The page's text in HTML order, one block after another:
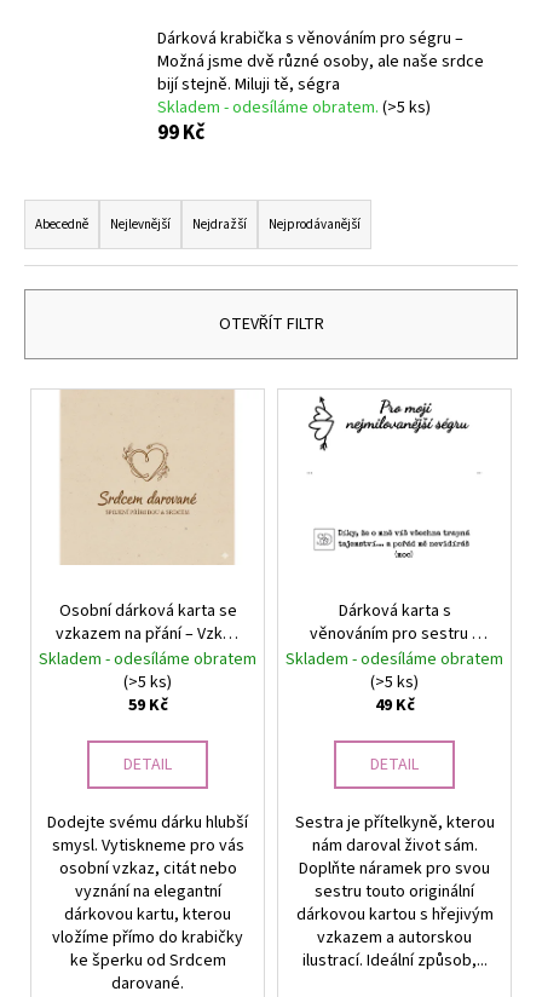
Dárková krabička s věnováním pro ségru –
Možná jsme dvě různé osoby, ale naše srdce
bijí stejně. Miluji tě, ségra
Skladem - odesíláme obratem. (>5 ks)
99 Kč
Ř
a
z
e
í
p
Abecedně Nejlevnější Nejdražší Nejprodávanější
OTEVŘÍT FILTR
V
d
Osobní dárková karta se
vzkazem na přání – Vzkaz
od srdce
Skladem - odesíláme obratem
(>5 ks)
59 Kč
DETAIL
Dodejte svému dárku hlubší
smysl. Vytiskneme pro vás
osobní vzkaz, citát nebo
vyznání na elegantní
dárkovou kartu, kterou
vložíme přímo do krabičky
ke šperku od Srdcem
darované.
Dárková karta s
věnováním pro sestru –
Symbol našeho pouta |
Srdcem darované
Skladem - odesíláme obratem
(>5 ks)
49 Kč
DETAIL
Sestra je přítelkyně, kterou
nám daroval život sám.
Doplňte náramek pro svou
sestru touto originální
dárkovou kartou s hřejivým
vzkazem a autorskou
ilustrací. Ideální způsob,...
DĚTSKÉ
STŘÍBRNÉ
NÁUŠNICE
VÁŽKA
249